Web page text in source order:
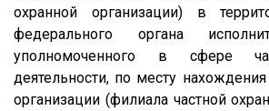
охранной организации) в
федерального органа
уполномоченного в сфере
деятельности, по месту
организации (филиала частной